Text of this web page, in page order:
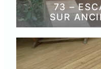
73 –
SUR